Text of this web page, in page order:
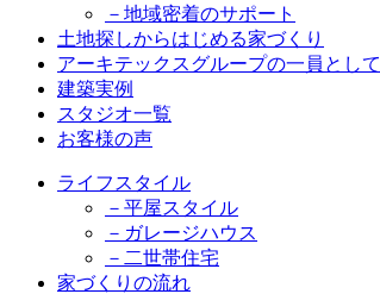
－地域密着のサポート
土地探しからはじめる家づくり
アーキテックスグループの一員として
建築実例
スタジオ一覧
お客様の声
ライフスタイル
－平屋スタイル
－ガレージハウス
－二世帯住宅
家づくりの流れ